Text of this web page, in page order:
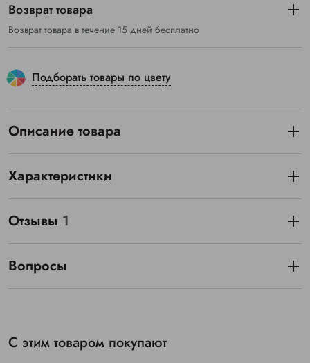
Возврат товара
Возврат товара в течение 15 дней бесплатно
Подборать товары по цвету
Описание товара
Характеристики
Отзывы 1
Вопросы
С этим товаром покупают